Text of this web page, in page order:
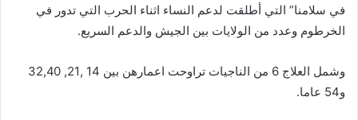
في سلامنا” التي أطلقت لدعم النساء اثناء الحرب التي تدور في
الخرطوم وعدد من الولايات بين الجيش والدعم السريع.
وشمل العلاج 6 من الناجيات تراوحت اعمارهن بين 14 ,21, 32,40
و54 عاما.